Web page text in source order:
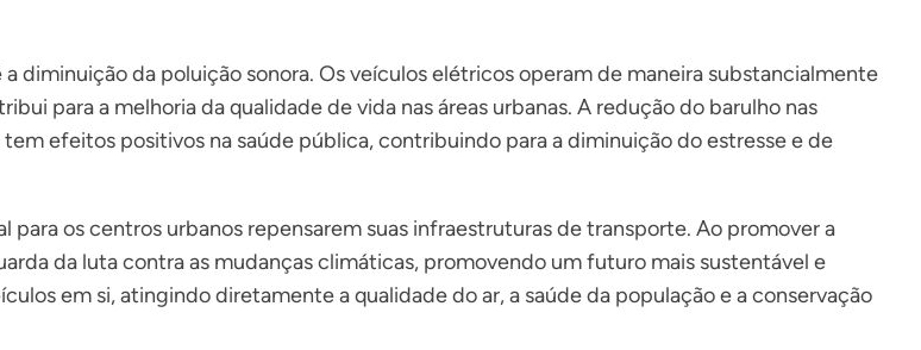
da poluição sonora. Os veículos elétricos operam de maneira substancialmente
para a melhoria da qualidade de vida nas áreas urbanas. A redução do barulho nas
efeitos positivos na saúde pública, contribuindo para a diminuição do estresse e de
os centros urbanos repensarem suas infraestruturas de transporte. Ao promover a
da luta contra as mudanças climáticas, promovendo um futuro mais sustentável e
em si, atingindo diretamente a qualidade do ar, a saúde da população e a conservação